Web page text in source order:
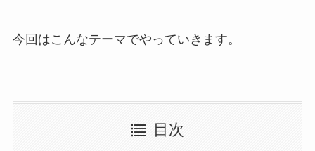
今回はこんなテーマでやっていきます。
目次